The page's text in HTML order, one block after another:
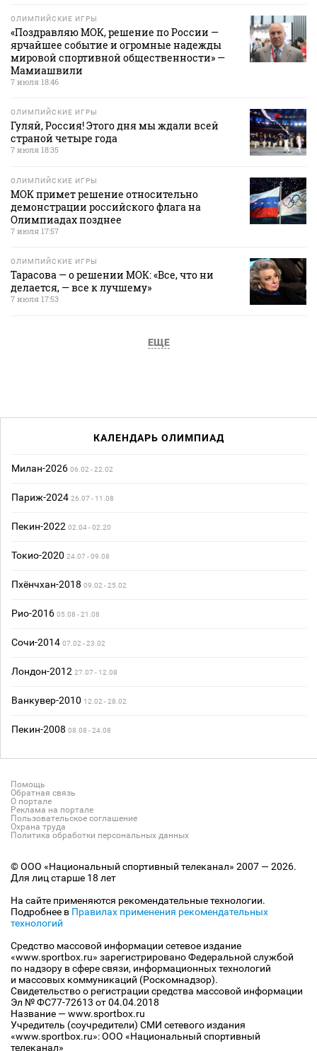
ОЛИМПИЙСКИЕ ИГРЫ
«Поздравляю МОК, решение по России —
ярчайшее событие и огромные надежды
мировой спортивной общественности» —
Мамиашвили
7 июля 18:46
ОЛИМПИЙСКИЕ ИГРЫ
Гуляй, Россия! Этого дня мы ждали всей
страной четыре года
7 июля 18:35
ОЛИМПИЙСКИЕ ИГРЫ
МОК примет решение относительно
демонстрации российского флага на
Олимпиадах позднее
7 июля 17:57
ОЛИМПИЙСКИЕ ИГРЫ
Тарасова — о решении МОК: «Все, что ни
делается, — все к лучшему»
7 июля 17:53
ЕЩЕ
КАЛЕНДАРЬ ОЛИМПИАД
Милан-2026 06.02 - 22.02
Париж-2024 26.07 - 11.08
Пекин-2022 02.04 - 02.20
Токио-2020 24.07 - 09.08
Пхёнчхан-2018 09.02 - 25.02
Рио-2016 05.08 - 21.08
Сочи-2014 07.02 - 23.02
Лондон-2012 27.07 - 12.08
Ванкувер-2010 12.02 - 28.02
Пекин-2008 08.08 - 24.08
Помощь
Обратная связь
О портале
Реклама на портале
Пользовательское соглашение
Охрана труда
Политика обработки персональных данных
© ООО «Национальный спортивный телеканал» 2007 — 2026.
Для лиц старше 18 лет
На сайте применяются рекомендательные технологии.
Подробнее в Правилах применения рекомендательных
технологий
Средство массовой информации сетевое издание
«www.sportbox.ru» зарегистрировано Федеральной службой
по надзору в сфере связи, информационных технологий
и массовых коммуникаций (Роскомнадзор).
Свидетельство о регистрации средства массовой информации
Эл № ФС77-72613 от 04.04.2018
Название — www.sportbox.ru
Учредитель (соучредители) СМИ сетевого издания
«www.sportbox.ru»: ООО «Национальный спортивный
телеканал»